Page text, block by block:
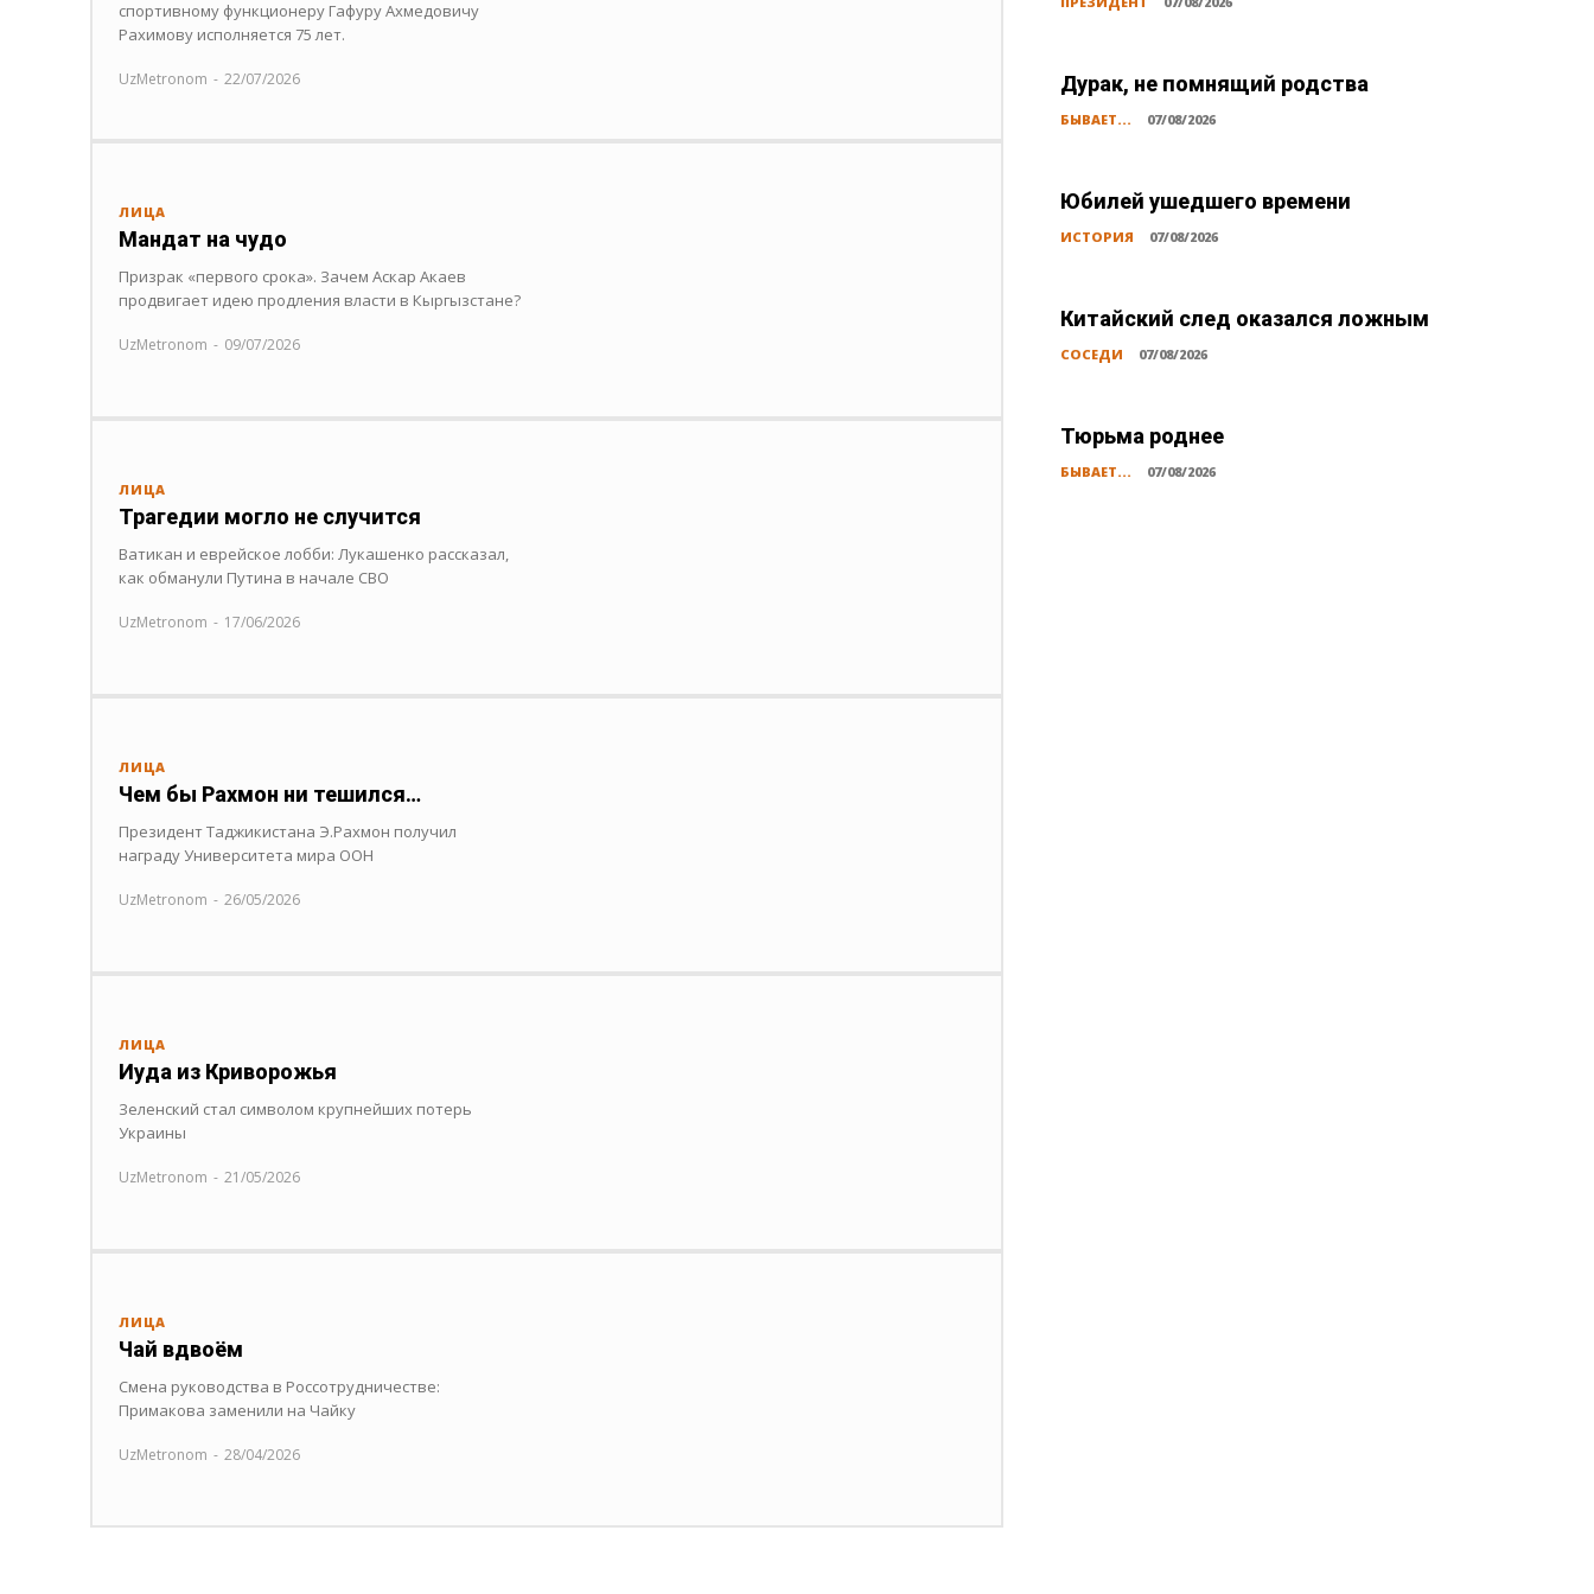
спортивному функционеру Гафуру Ахмедовичу
Рахимову исполняется 75 лет.
UzMetronom - 22/07/2026
ЛИЦА
Мандат на чудо
Призрак «первого срока». Зачем Аскар Акаев
продвигает идею продления власти в Кыргызстане?
UzMetronom - 09/07/2026
ЛИЦА
Трагедии могло не случится
Ватикан и еврейское лобби: Лукашенко рассказал,
как обманули Путина в начале СВО
UzMetronom - 17/06/2026
ЛИЦА
Чем бы Рахмон ни тешился…
Президент Таджикистана Э.Рахмон получил
награду Университета мира ООН
UzMetronom - 26/05/2026
ЛИЦА
Иуда из Криворожья
Зеленский стал символом крупнейших потерь
Украины
UzMetronom - 21/05/2026
ЛИЦА
Чай вдвоём
Смена руководства в Россотрудничестве:
Примакова заменили на Чайку
UzMetronom - 28/04/2026
Дурак, не помнящий родства
БЫВАЕТ... 07/08/2026
Юбилей ушедшего времени
ИСТОРИЯ 07/08/2026
Китайский след оказался ложным
СОСЕДИ 07/08/2026
Тюрьма роднее
БЫВАЕТ... 07/08/2026